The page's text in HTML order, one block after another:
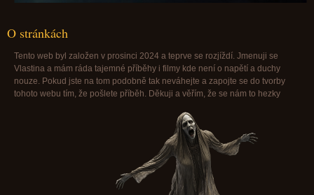
O stránkách
Tento web byl založen v prosinci 2024 a teprve se rozjíždí. Jmenuji se
Vlastina a mám ráda tajemné příběhy i filmy kde není o napětí a duchy
nouze. Pokud jste na tom podobně tak neváhejte a zapojte se do tvorby
tohoto webu tím, že pošlete příběh. Děkuji a věřím, že se nám to hezky